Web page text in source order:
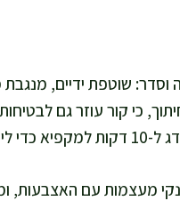
וסדר: שוטפת ידיים,
כי קור עוזר גם
אותו.
מעצמות עם האצבעות,